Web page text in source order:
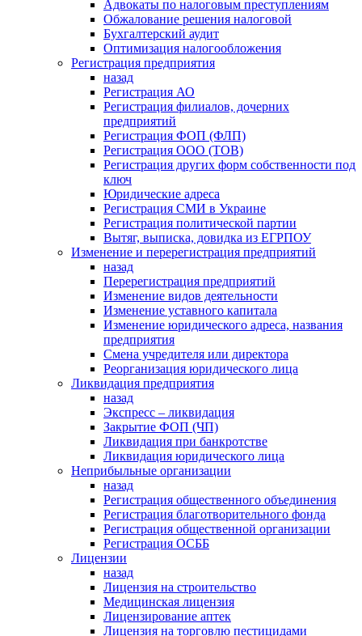
Адвокаты по налоговым преступлениям
Обжалование решения налоговой
Бухгалтерский аудит
Оптимизация налогообложения
Регистрация предприятия
назад
Регистрация АО
Регистрация филиалов, дочерних
предприятий
Регистрация ФОП (ФЛП)
Регистрация ООО (ТОВ)
Регистрация других форм собственности под
ключ
Юридические адреса
Регистрация СМИ в Украине
Регистрация политической партии
Вытяг, выписка, довидка из ЕГРПОУ
Изменение и перерегистрация предприятий
назад
Перерегистрация предприятий
Изменение видов деятельности
Изменение уставного капитала
Изменение юридического адреса, названия
предприятия
Смена учредителя или директора
Реорганизация юридического лица
Ликвидация предприятия
назад
Экспресс – ликвидация
Закрытие ФОП (ЧП)
Ликвидация при банкротстве
Ликвидация юридического лица
Неприбыльные организации
назад
Регистрация общественного объединения
Регистрация благотворительного фонда
Регистрация общественной организации
Регистрация ОСББ
Лицензии
назад
Лицензия на строительство
Медицинская лицензия
Лицензирование аптек
Лицензия на торговлю пестицидами